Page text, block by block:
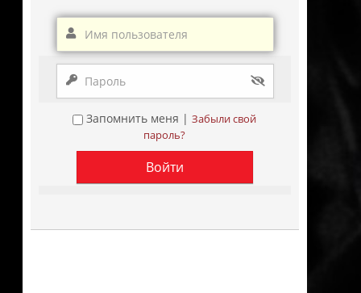
Запомнить меня |Забыли свой
пароль?